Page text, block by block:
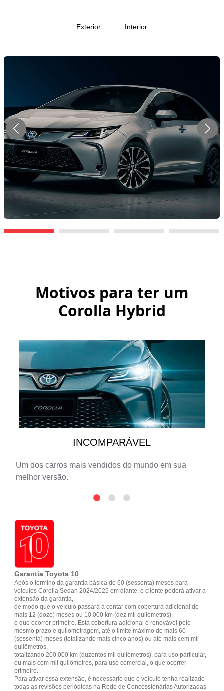
Exterior Interior
Motivos para ter um
Corolla Hybrid
INCOMPARÁVEL
Um dos carros mais vendidos do mundo em sua
melhor versão.
Garantia Toyota 10
Após o término da garantia básica de 60 (sessenta) meses para
veiculos Corolla Sedan 2024/2025 em diante, o cliente poderá ativar a
extensão da garantia,
de modo que o veículo passará a contar com cobertura adicional de
mais 12 (doze) meses ou 10.000 km (dez mil quilómetros),
o que ocorrer primeiro. Esta cobertura adicional é renovável pelo
mesmo prazo e quilometragem, até o limite máximo de mais 60
(sessenta) meses (totalizando mais cinco anos) ou até mais cem mil
quilômetros,
totalizando 200.000 km (duzentos mil quilómetros), para uso particular,
ou mais cem mil quilômetros, para uso comercial, o que ocorrer
primeiro.
Para ativar essa extensão, é necessário que o veículo tenha realizado
todas as revisões periódicas na Rede de Concessionárias Autorizadas